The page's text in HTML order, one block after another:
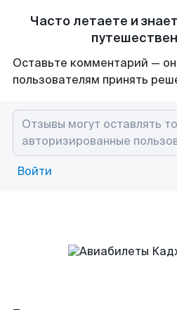
Часто летаете и
Оставьте комментарий —
пользователям принять
Войти